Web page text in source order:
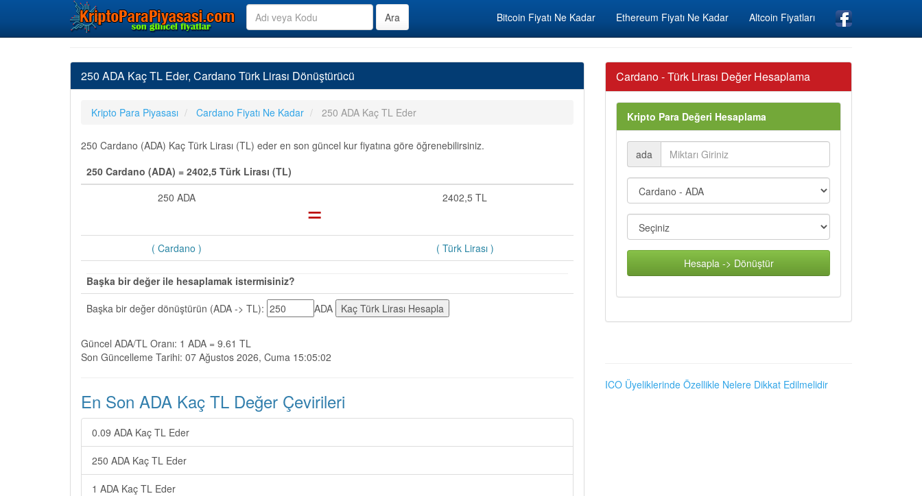
Bitcoin Fiyatı Ne Kadar Ethereum Fiyatı Ne Kadar Altcoin Fiyatları
250 ADA Kaç TL Eder, Cardano Türk Lirası Dönüştürücü
Kripto Para Piyasası Cardano Fiyatı Ne Kadar 250 ADA Kaç TL Eder
250 Cardano (ADA) Kaç Türk Lirası (TL) eder en son güncel kur fiyatına göre öğrenebilirsiniz.
250 Cardano (ADA) = 2402,5 Türk Lirası (TL)
250 ADA
= 2402,5 TL
( Cardano ) ( Türk Lirası )
Başka bir değer ile hesaplamak istermisiniz?
Başka bir değer dönüştürün (ADA -> TL):
ADA
Güncel ADA/TL Oranı: 1 ADA = 9.61 TL
Son Güncelleme Tarihi: 07 Ağustos 2026, Cuma 15:05:02
En Son ADA Kaç TL Değer Çevirileri
0.09 ADA Kaç TL Eder
250 ADA Kaç TL Eder
1 ADA Kaç TL Eder
Cardano - Türk Lirası Değer Hesaplama
Kripto Para Değeri Hesaplama
ada
Hesapla -> Dönüştür
ICO Üyeliklerinde Özellikle Nelere Dikkat Edilmelidir